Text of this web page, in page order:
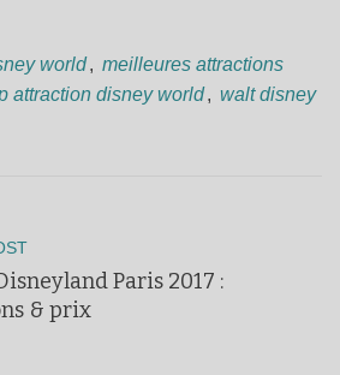
world, meilleures attractions
attraction disney world, walt disney
Paris 2017 :
& prix